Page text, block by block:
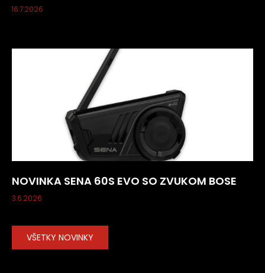
16.7.2026
NOVINKA SENA 60S EVO SO ZVUKOM BOSE
3.6.2026
VŠETKY NOVINKY